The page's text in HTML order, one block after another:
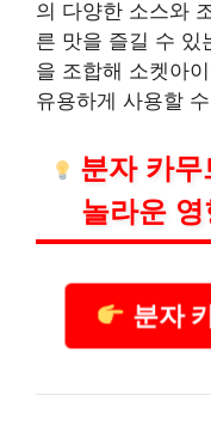
의 다양한 소스와
른 맛을 즐길 수 있
을 조합해 소켓아
유용하게 사용할
분자 카
놀라운
분자